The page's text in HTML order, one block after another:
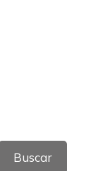
Buscar